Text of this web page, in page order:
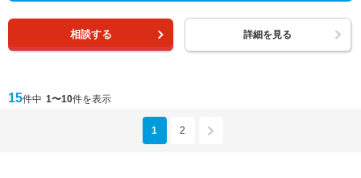
相談する 詳細を見る
15件中 1〜10件を表示
1 2